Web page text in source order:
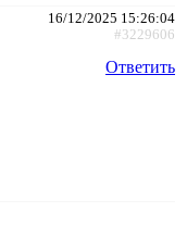
16/12/2025 15:26:04
#3229606
Ответить